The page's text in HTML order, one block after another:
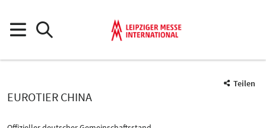
Teilen
EUROTIER CHINA